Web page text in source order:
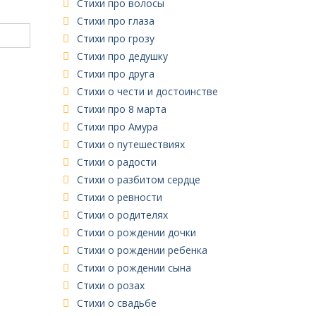
Стихи про волосы
Стихи про глаза
Стихи про грозу
Стихи про дедушку
Стихи про друга
Стихи о чести и достоинстве
Стихи про 8 марта
Стихи про Амура
Стихи о путешествиях
Стихи о радости
Стихи о разбитом сердце
Стихи о ревности
Стихи о родителях
Стихи о рождении дочки
Стихи о рождении ребенка
Стихи о рождении сына
Стихи о розах
Стихи о свадьбе